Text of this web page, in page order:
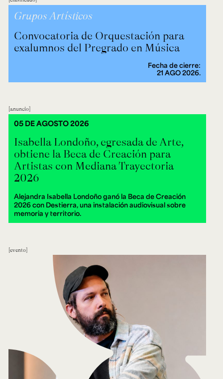
Grupos Artísticos
Convocatoria de Orquestación para
exalumnos del Pregrado en Música
Fecha de cierre:
21 AGO 2026.
anuncio
Isabella Londoño, egresada de Arte,
obtiene la Beca de Creación para
Artistas con Mediana Trayectoria
2026
Alejandra Isabella Londoño ganó la Beca de Creación
2026 con Destierra, una instalación audiovisual sobre
memoria y territorio.
05 DE AGOSTO 2026
evento